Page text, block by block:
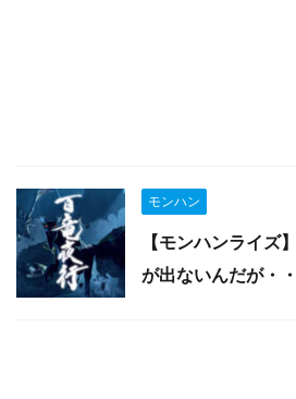
モンハン
【モンハンライズ
が出ないんだが・